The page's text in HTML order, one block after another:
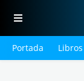
Portada Libros